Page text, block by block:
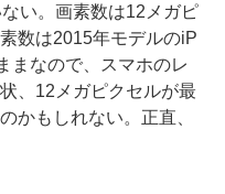
い。画素数は12メガピ
数は2015年モデルのiP
まなので、スマホのレ
、12メガピクセルが最
かもしれない。正直、